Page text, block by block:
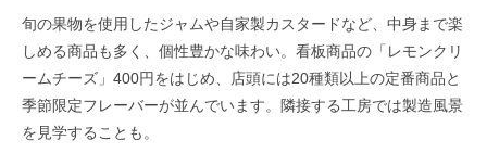
旬の果物を使用したジャムや自家製カスタードなど、中身まで楽
しめる商品も多く、個性豊かな味わい。看板商品の「レモンクリ
ームチーズ」400円をはじめ、店頭には20種類以上の定番商品と
季節限定フレーバーが並んでいます。隣接する工房では製造風景
を見学することも。